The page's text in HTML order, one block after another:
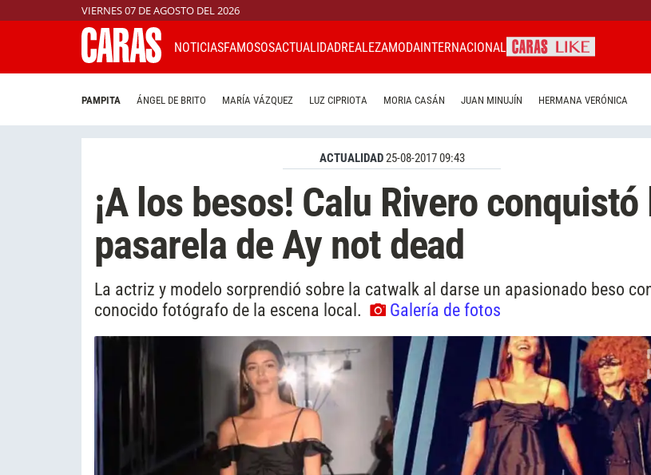
VIERNES 07 DE AGOSTO DEL 2026
NOTICIASFAMOSOSACTUALIDADREALEZAMODAINTERNACIONAL
PAMPITA ÁNGEL DE BRITO MARÍA VÁZQUEZ LUZ CIPRIOTA MORIA CASÁN JUAN MINUJÍN HERMANA VERÓNICA
ACTUALIDAD25-08-2017 09:43
¡A los besos! Calu Rivero conquistó
pasarela de Ay not dead
La actriz y modelo sorprendió sobre la catwalk al darse un apasionado beso
conocido fotógrafo de la escena local.
Galería de fotos